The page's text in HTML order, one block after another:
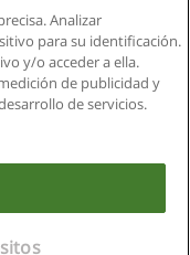
: B-95610580: -
Analizar
para su identificación.
y/o acceder a ella.
de publicidad y
de servicios.